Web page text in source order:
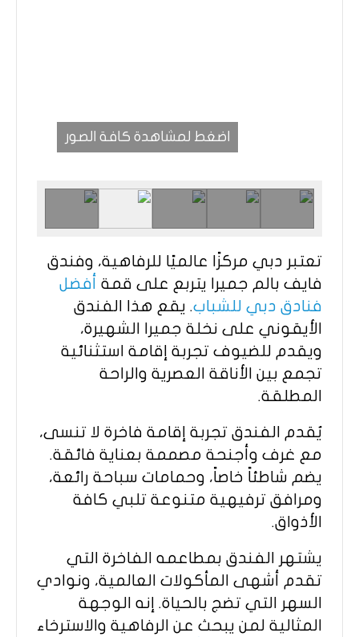
اضغط لمشاهدة كافة الصور
تعتبر دبي مركزًا عالميًا للرفاهية، وفندق
فايف بالم جميرا يتربع على قمة أفضل
فنادق دبي للشباب. يقع هذا الفندق
الأيقوني على نخلة جميرا الشهيرة،
ويقدم للضيوف تجربة إقامة استثنائية
تجمع بين الأناقة العصرية والراحة
المطلقة.
يُقدم الفندق تجربة إقامة فاخرة لا تنسى،
مع غرف وأجنحة مصممة بعناية فائقة.
يضم شاطئاً خاصاً، وحمامات سباحة رائعة،
ومرافق ترفيهية متنوعة تلبي كافة
الأذواق.
يشتهر الفندق بمطاعمه الفاخرة التي
تقدم أشهى المأكولات العالمية، ونوادي
السهر التي تضج بالحياة. إنه الوجهة
المثالية لمن يبحث عن الرفاهية والاسترخاء